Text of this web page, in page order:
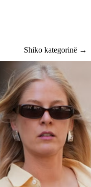
Shiko kategorinë →